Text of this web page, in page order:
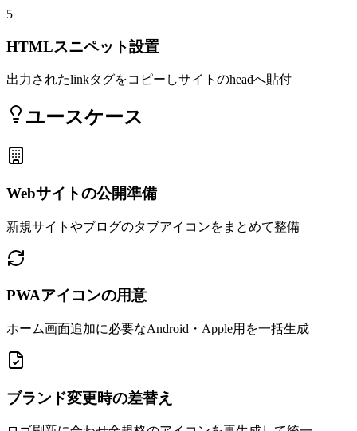
5
HTMLスニペット設置
出力されたlinkタグをコピーしサイトのheadへ貼付
ユースケース
Webサイトの公開準備
新規サイトやブログのタブアイコンをまとめて整備
PWAアイコンの用意
ホーム画面追加に必要なAndroid・Apple用を一括生成
ブランド変更時の差替え